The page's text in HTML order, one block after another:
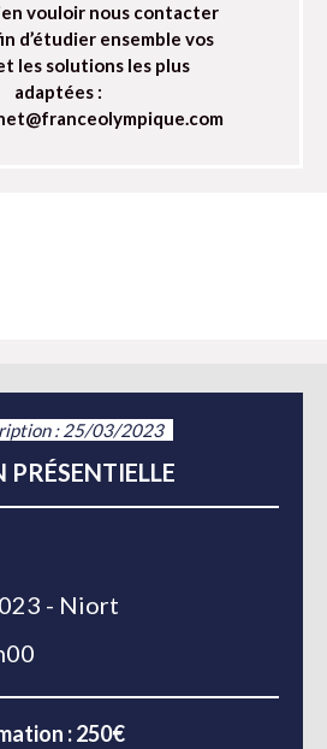
vouloir nous contacter
d’étudier ensemble vos
les solutions les plus
adaptées :
: 25/03/2023
- Niort
: 250€